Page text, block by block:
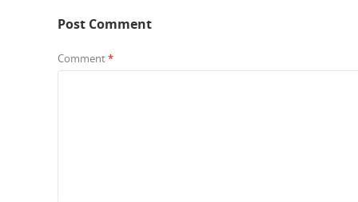
Post Comment
Comment*